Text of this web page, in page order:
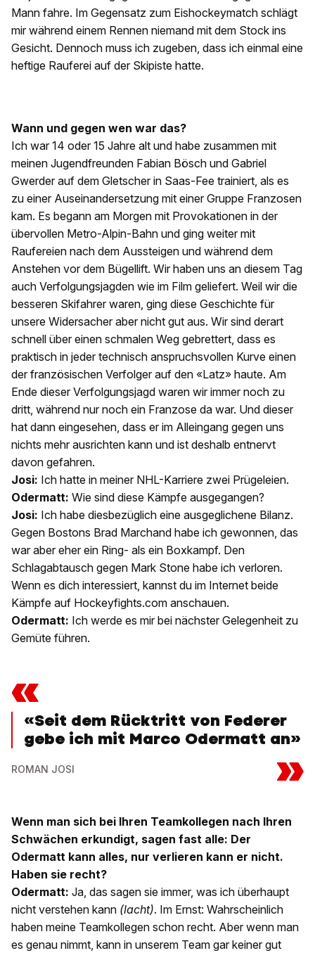
Mann fahre. Im Gegensatz zum Eishockeymatch schlägt
mir während einem Rennen niemand mit dem Stock ins
Gesicht. Dennoch muss ich zugeben, dass ich einmal eine
heftige Rauferei auf der Skipiste hatte.
Wann und gegen wen war das?
Ich war 14 oder 15 Jahre alt und habe zusammen mit
meinen Jugendfreunden Fabian Bösch und Gabriel
Gwerder auf dem Gletscher in Saas-Fee trainiert, als es
zu einer Auseinandersetzung mit einer Gruppe Franzosen
kam. Es begann am Morgen mit Provokationen in der
übervollen Metro-Alpin-Bahn und ging weiter mit
Raufereien nach dem Aussteigen und während dem
Anstehen vor dem Bügellift. Wir haben uns an diesem Tag
auch Verfolgungsjagden wie im Film geliefert. Weil wir die
besseren Skifahrer waren, ging diese Geschichte für
unsere Widersacher aber nicht gut aus. Wir sind derart
schnell über einen schmalen Weg gebrettert, dass es
praktisch in jeder technisch anspruchsvollen Kurve einen
der französischen Verfolger auf den «Latz» haute. Am
Ende dieser Verfolgungsjagd waren wir immer noch zu
dritt, während nur noch ein Franzose da war. Und dieser
hat dann eingesehen, dass er im Alleingang gegen uns
nichts mehr ausrichten kann und ist deshalb entnervt
davon gefahren.
Josi: Ich hatte in meiner NHL-Karriere zwei Prügeleien.
Odermatt: Wie sind diese Kämpfe ausgegangen?
Josi: Ich habe diesbezüglich eine ausgeglichene Bilanz.
Gegen Bostons Brad Marchand habe ich gewonnen, das
war aber eher ein Ring- als ein Boxkampf. Den
Schlagabtausch gegen Mark Stone habe ich verloren.
Wenn es dich interessiert, kannst du im Internet beide
Kämpfe auf Hockeyfights.com anschauen.
Odermatt: Ich werde es mir bei nächster Gelegenheit zu
Gemüte führen.
«
«Seit dem Rücktritt von Federer
gebe ich mit Marco Odermatt an»
ROMAN JOSI »
Wenn man sich bei Ihren Teamkollegen nach Ihren
Schwächen erkundigt, sagen fast alle: Der
Odermatt kann alles, nur verlieren kann er nicht.
Haben sie recht?
Odermatt: Ja, das sagen sie immer, was ich überhaupt
nicht verstehen kann (lacht). Im Ernst: Wahrscheinlich
haben meine Teamkollegen schon recht. Aber wenn man
es genau nimmt, kann in unserem Team gar keiner gut